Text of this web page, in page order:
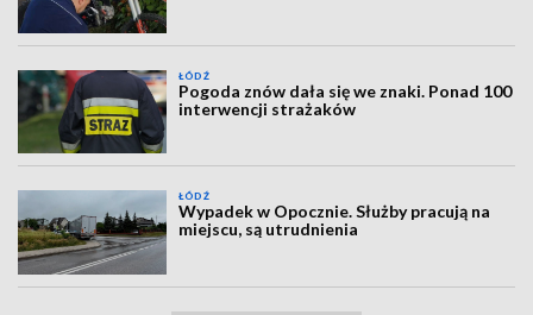
ŁÓDŹ
Pogoda znów dała się we znaki. Ponad 100
interwencji strażaków
ŁÓDŹ
Wypadek w Opocznie. Służby pracują na
miejscu, są utrudnienia